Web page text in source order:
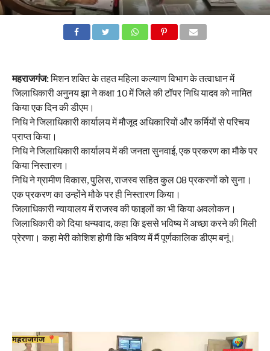
महराजगंज:मिशन शक्ति के तहत महिला कल्याण विभाग के तत्वाधान में
जिलाधिकारी अनुनय झा ने कक्षा 10 में जिले की टॉपर निधि यादव को नामित
किया एक दिन की डीएम।
निधि ने जिलाधिकारी कार्यालय में मौजूद अधिकारियों और कर्मियों से परिचय
प्राप्त किया।
निधि ने जिलाधिकारी कार्यालय में की जनता सुनवाई, एक प्रकरण का मौके पर
किया निस्तारण।
निधि ने ग्रामीण विकास, पुलिस, राजस्व सहित कुल 08 प्रकरणों को सुना।
एक प्रकरण का उन्होंने मौके पर ही निस्तारण किया।
जिलाधिकारी न्यायालय में राजस्व की फाइलों का भी किया अवलोकन।
जिलाधिकारी को दिया धन्यवाद, कहा कि इससे भविष्य में अच्छा करने की मिली
प्रेरणा। कहा मेरी कोशिश होगी कि भविष्य में मैं पूर्णकालिक डीएम बनूं।